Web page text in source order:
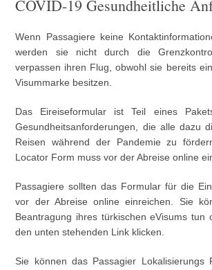
COVID-19 Gesundheitliche
Wenn Passagiere keine
werden sie nicht durch die
verpassen ihren Flug, obwohl sie bereits
Visummarke besitzen.
Das Eireiseformular ist Teil eines
Gesundheitsanforderungen, die alle dazu
Reisen während der Pandemie zu
Locator Form muss vor der Abreise online
Passagiere sollten das Formular für die
vor der Abreise online einreichen. Sie
Beantragung ihres türkischen eVisums tun
den unten stehenden Link klicken.
Sie können das Passagier Lokalisierungs